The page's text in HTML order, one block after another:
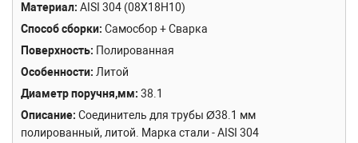
Материал AISI 304 (08Х18Н10)
Способ сборки Самосбор + Сварка
Поверхность Полированная
Особенности Литой
Диаметр поручня,мм 38.1
Описание Соединитель для трубы Ø38.1 мм
полированный, литой. Марка стали - AISI 304